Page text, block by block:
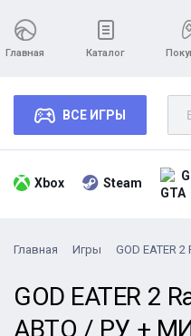
Главная Каталог
ВСЕ ИГРЫ
Xbox Steam
Главная Игры GOD EATER 2
GOD EATER 2
АВТО / РУ +